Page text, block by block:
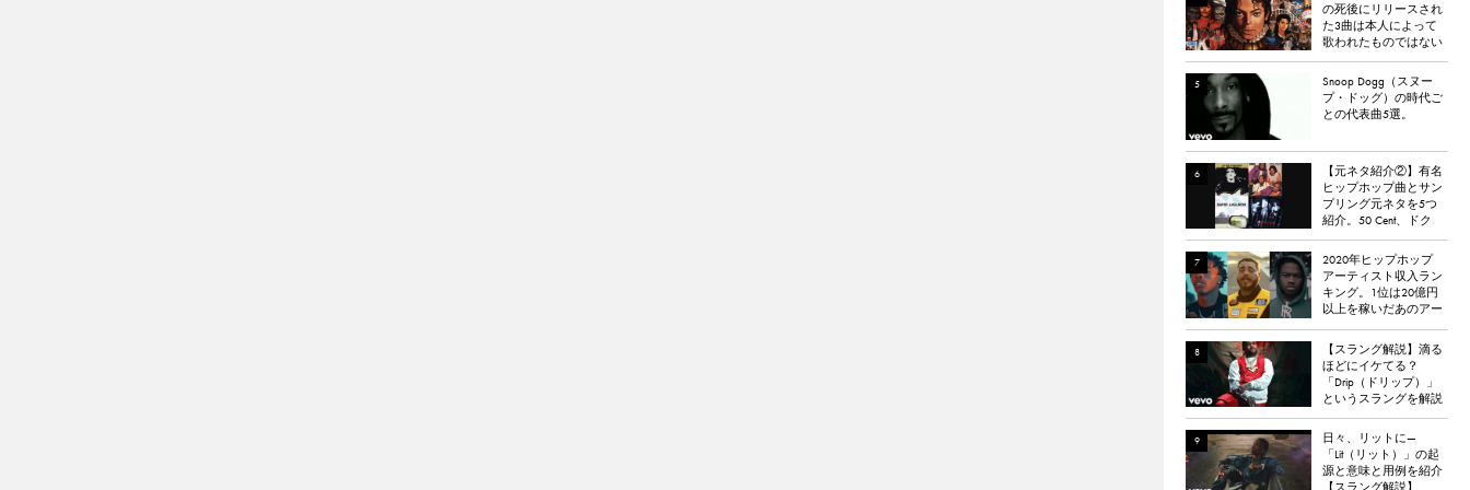
の死後にリリースされ
た3曲は本人によって
歌われたものではない
と報道される
Snoop Dogg（スヌー
プ・ドッグ）の時代ご
との代表曲5選。
【元ネタ紹介②】有名
ヒップホップ曲とサン
プリング元ネタを5つ
紹介。50 Cent、ドク
ATCQ、タイラー・
ザ・クリエイターなど
2020年ヒップホップ
アーティスト収入ラン
キング。1位は20億円
以上を稼いだあのアー
【スラング解説】滴る
ほどにイケてる？
「Drip（ドリップ）」
というスラングを解説
日々、リットに—
「Lit（リット）」の起
源と意味と用例を紹介
【スラング解説】